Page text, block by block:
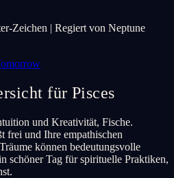
Zeichen | Regiert von Neptune
für Pisces
und Kreativität, Fische.
frei und Ihre empathischen
können bedeutungsvolle
schöner Tag für spirituelle Praktiken,